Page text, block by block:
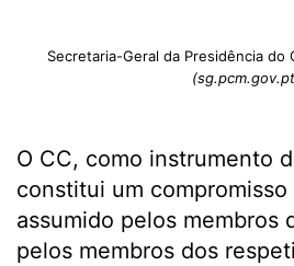
Secretaria-Geral da Presidência do
O CC, como instrumento
constitui um
assumido pelos membros
pelos membros dos